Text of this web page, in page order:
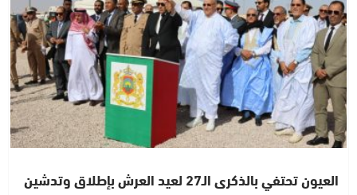
العيون تحتفي بالذكرى الـ27 لعيد العرش بإطلاق وتدشين